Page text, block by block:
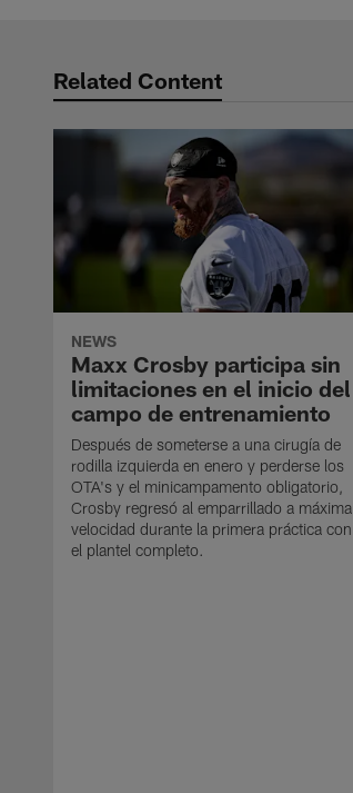
Related Content
NEWS
Maxx Crosby participa sin
limitaciones en el inicio del
campo de entrenamiento
Después de someterse a una cirugía de
rodilla izquierda en enero y perderse los
OTA's y el minicampamento obligatorio,
Crosby regresó al emparrillado a máxima
velocidad durante la primera práctica con
el plantel completo.